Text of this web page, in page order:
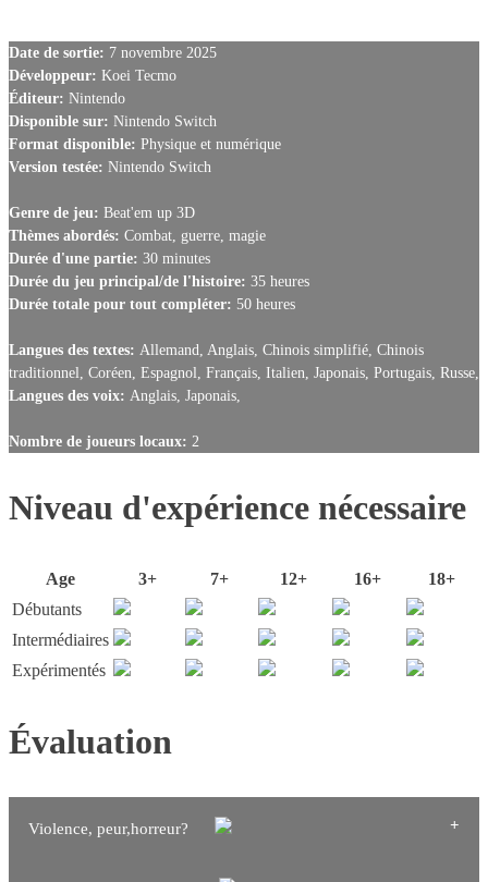
Date de sortie: 7 novembre 2025
Développeur: Koei Tecmo
Éditeur: Nintendo
Disponible sur: Nintendo Switch
Format disponible: Physique et numérique
Version testée: Nintendo Switch
Genre de jeu: Beat'em up 3D
Thèmes abordés: Combat, guerre, magie
Durée d'une partie: 30 minutes
Durée du jeu principal/de l'histoire: 35 heures
Durée totale pour tout compléter: 50 heures
Langues des textes: Allemand, Anglais, Chinois simplifié, Chinois
traditionnel, Coréen, Espagnol, Français, Italien, Japonais, Portugais, Russe,
Langues des voix: Anglais, Japonais,
Nombre de joueurs locaux: 2
Niveau d'expérience nécessaire
Age 3+ 7+ 12+ 16+
18+
Débutants
Intermédiaires
Expérimentés
Évaluation
Violence, peur,horreur?